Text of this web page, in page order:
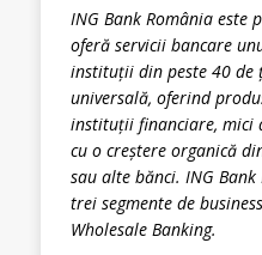
ING Bank România
oferă servicii bancare
instituții din peste 40 de
universală, oferind
instituții financiare, mici
cu o creștere organică
sau alte bănci. ING
trei segmente de
Wholesale Banking.